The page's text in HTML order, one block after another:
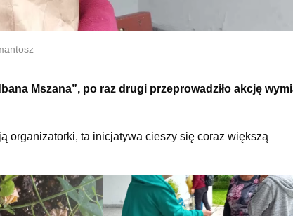
Mszana”, po raz drugi przeprowadziło akcję
organizatorki, ta inicjatywa cieszy się coraz większą